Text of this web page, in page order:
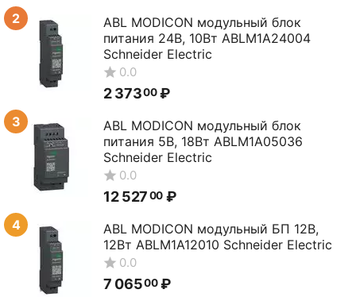
2
ABL MODICON модульный блок
питания 24В, 10Вт ABLM1A24004
Schneider Electric
0.0
2 37300 ₽
3
ABL MODICON модульный блок
питания 5В, 18Вт ABLM1A05036
Schneider Electric
0.0
12 52700 ₽
4
ABL MODICON модульный БП 12В,
12Вт ABLM1A12010 Schneider Electric
0.0
7 06500 ₽